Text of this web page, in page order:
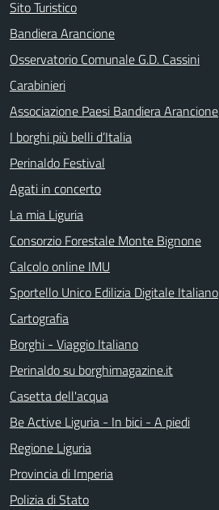
Sito Turistico
Bandiera Arancione
Osservatorio Comunale G.D. Cassini
Carabinieri
Associazione Paesi Bandiera Arancione
I borghi più belli d’Italia
Perinaldo Festival
Agati in concerto
La mia Liguria
Consorzio Forestale Monte Bignone
Calcolo online IMU
Sportello Unico Edilizia Digitale Italiano
Cartografia
Borghi - Viaggio Italiano
Perinaldo su borghimagazine.it
Casetta dell'acqua
Be Active Liguria - In bici - A piedi
Regione Liguria
Provincia di Imperia
Polizia di Stato